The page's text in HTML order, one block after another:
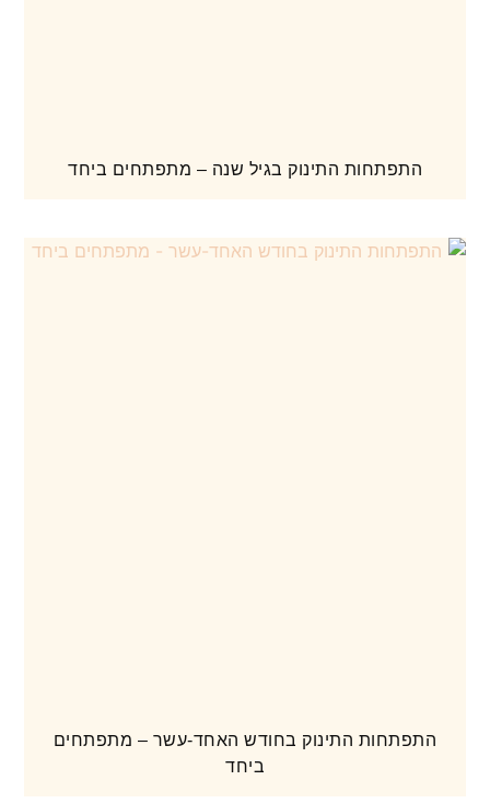
התפתחות התינוק בגיל שנה – מתפתחים ביחד
התפתחות התינוק בחודש האחד-עשר – מתפתחים
ביחד